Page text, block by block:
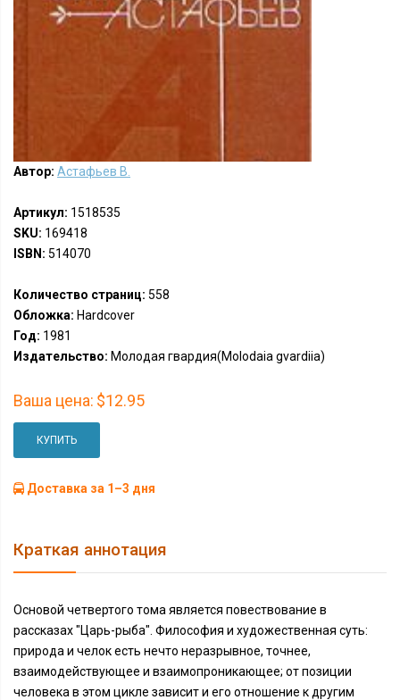
Автор: Астафьев В.
Артикул: 1518535
SKU: 169418
ISBN: 514070
Количество страниц: 558
Обложка: Hardcover
Год: 1981
Издательство: Молодая гвардия(Molodaia gvardiia)
Ваша цена: $12.95
КУПИТЬ
Доставка за 1–3 дня
Краткая аннотация
Основой четвертого тома является повествование в
рассказах "Царь-рыба". Философия и художественная суть:
природа и челок есть нечто неразрывное, точнее,
взаимодействующее и взаимопроникающее; от позиции
человека в этом цикле зависит и его отношение к другим